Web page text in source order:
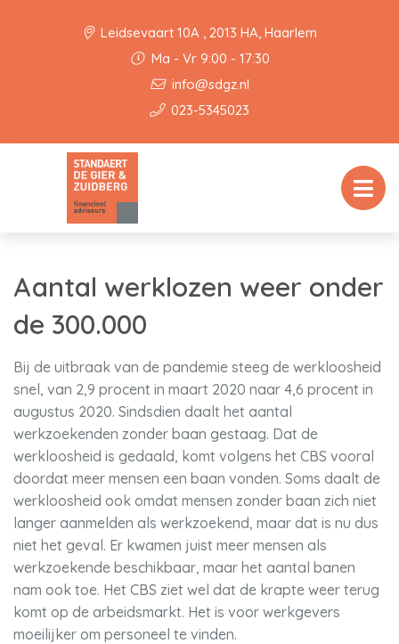
Leidsevaart 10A , 2013 HA, Haarlem
Ma - Vr 9:00 - 17:30
info@sdgz.nl
023-5345023
Aantal werklozen weer onder
de 300.000
Bij de uitbraak van de pandemie steeg de werkloosheid
snel, van 2,9 procent in maart 2020 naar 4,6 procent in
augustus 2020. Sindsdien daalt het aantal
werkzoekenden zonder baan gestaag. Dat de
werkloosheid is gedaald, komt volgens het CBS vooral
doordat meer mensen een baan vonden. Soms daalt de
werkloosheid ook omdat mensen zonder baan zich niet
langer aanmelden als werkzoekend, maar dat is nu dus
niet het geval. Er kwamen juist meer mensen als
werkzoekende beschikbaar, maar het aantal banen
nam ook toe. Het CBS ziet wel dat de krapte weer terug
komt op de arbeidsmarkt. Het is voor werkgevers
moeilijker om personeel te vinden.